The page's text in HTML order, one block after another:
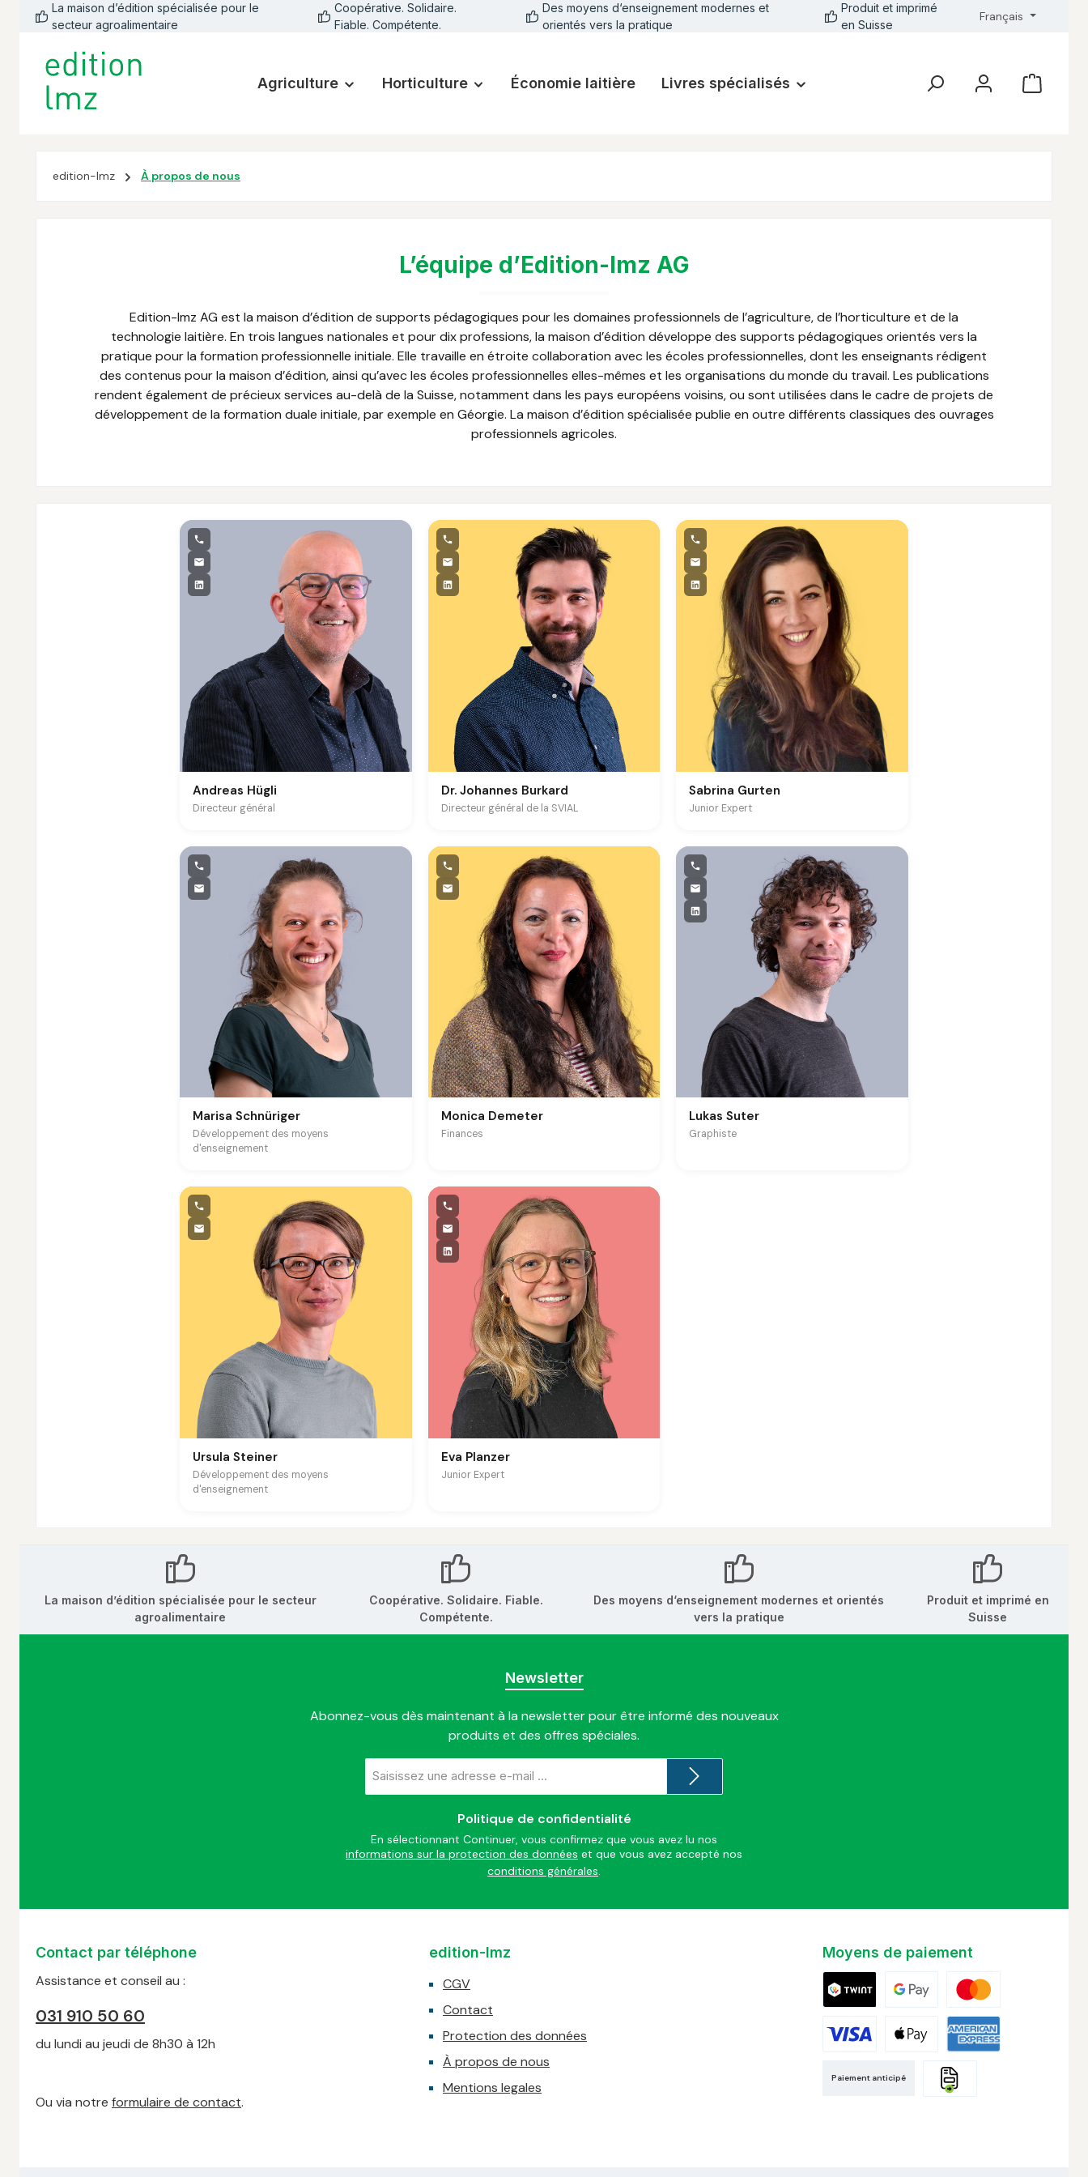
recherche Passer à la navigation principale
La maison d’édition spécialisée pour le
secteur agroalimentaire
Coopérative. Solidaire.
Fiable. Compétente.
Des moyens d‘enseignement modernes et
orientés vers la pratique
Produit et imprimé
en Suisse
Français
Agriculture Horticulture Économie laitière Livres spécialisés
edition-lmz À propos de nous
L’équipe d’Edition-lmz AG
Edition-lmz AG est la maison d’édition de supports pédagogiques pour les domaines professionnels de l’agriculture, de l’horticulture et de la
technologie laitière. En trois langues nationales et pour dix professions, la maison d’édition développe des supports pédagogiques orientés vers la
pratique pour la formation professionnelle initiale. Elle travaille en étroite collaboration avec les écoles professionnelles, dont les enseignants rédigent
des contenus pour la maison d’édition, ainsi qu’avec les écoles professionnelles elles-mêmes et les organisations du monde du travail. Les publications
rendent également de précieux services au-delà de la Suisse, notamment dans les pays européens voisins, ou sont utilisées dans le cadre de projets de
développement de la formation duale initiale, par exemple en Géorgie. La maison d’édition spécialisée publie en outre différents classiques des ouvrages
professionnels agricoles.
Andreas Hügli
Directeur général
Dr. Johannes Burkard
Directeur général de la SVIAL
Sabrina Gurten
Junior Expert
Marisa Schnüriger
Développement des moyens
d'enseignement
Monica Demeter
Finances
Lukas Suter
Graphiste
Ursula Steiner
Développement des moyens
d'enseignement
Eva Planzer
Junior Expert
La maison d’édition spécialisée pour le secteur
agroalimentaire
Coopérative. Solidaire. Fiable.
Compétente.
Des moyens d‘enseignement modernes et orientés
vers la pratique
Produit et imprimé en
Suisse
Newsletter
Abonnez-vous dès maintenant à la newsletter pour être informé des nouveaux
produits et des offres spéciales.
e-
mail
Politique de confidentialité
informations sur la protection des données
conditions générales.
Contact par téléphone
Assistance et conseil au :
031 910 50 60
du lundi au jeudi de 8h30 à 12h
Ou via notre formulaire de contact.
edition-lmz
CGV
Contact
Protection des données
À propos de nous
Mentions legales
Moyens de paiement
Google PayMastercard
Paiement anticipé